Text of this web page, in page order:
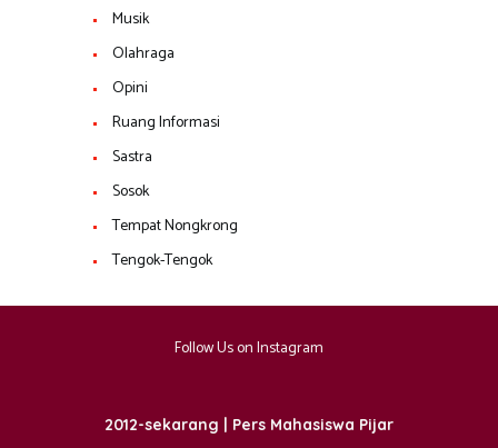
Musik
Olahraga
Opini
Ruang Informasi
Sastra
Sosok
Tempat Nongkrong
Tengok-Tengok
Follow Us on Instagram
2012-sekarang | Pers Mahasiswa Pijar